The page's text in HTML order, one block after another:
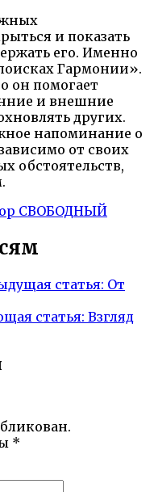
и показать
его. Именно
Гармонии».
он помогает
и внешние
других.
напоминание о
от своих
обстоятельств,
СВОБОДНЫЙ
статья: От
статья: Взгляд
*